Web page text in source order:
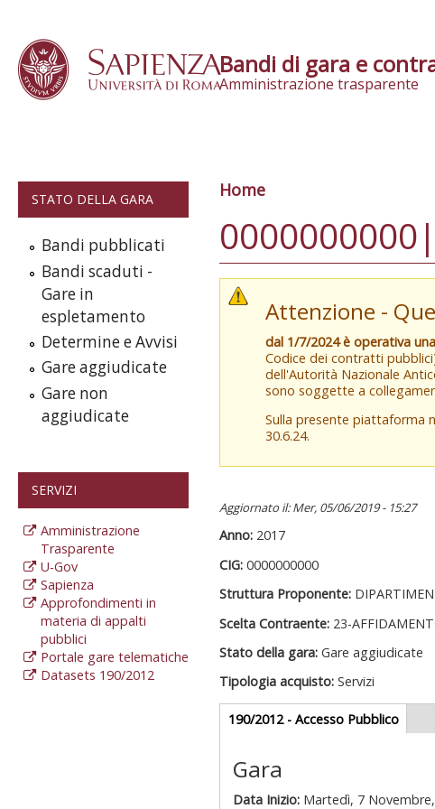
Bandi di gara e
Amministrazione trasparente
STATO DELLA GARA
Bandi pubblicati
Bandi scaduti -
Gare in
espletamento
Determine e Avvisi
Gare aggiudicate
Gare non
aggiudicate
SERVIZI
Amministrazione
Trasparente
U-Gov
Sapienza
Approfondimenti in
materia di appalti
pubblici
Portale gare telematiche
Datasets 190/2012
Tu sei qui
Home
0000000000|
Attenzione -
dal 1/7/2024 è operativa
Codice dei contratti
dell'Autorità Nazionale
sono soggette a
Sulla presente piattaforma
30.6.24.
Aggiornato il: Mer, 05/06/2019 - 15:27
Anno: 2017
CIG: 0000000000
Struttura Proponente:
Scelta Contraente: 23-
Stato della gara: Gare aggiudicate
Tipologia acquisto: Servizi
Gare appalti
190/2012 - Accesso Pubblico
Gara
Data Inizio: Martedì, 7